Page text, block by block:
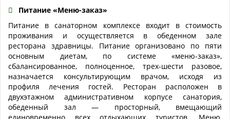
Питание «Меню-заказ»
Питание в санаторном комплексе входит в стоимость
проживания и осуществляется в обеденном зале
ресторана здравницы. Питание организовано по пяти
основным диетам, по системе «меню-заказ»,
сбалансированное, полноценное, трех-шести разовое,
назначается консультирующим врачом, исходя из
профиля лечения гостей. Ресторан расположен в
двухэтажном административном корпусе санатория,
обеденный зал — просторный, вмещающий